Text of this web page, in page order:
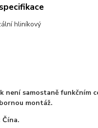
hliníkový
není samostaně funkčním
montáž.
Čína.